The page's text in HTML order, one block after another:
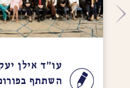
עו"ד אילן יעקובוביץ
השתתף בפורום בכירי דיני